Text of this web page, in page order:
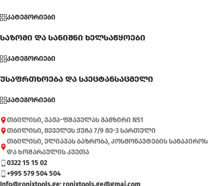
კატეგორიები
საზომი და სანიშნი ხელსაწყოები
კატეგორიები
უსაფრთხოება და სპეცტანსაცმელი
კატეგორიები
თბილისი, ვაჟა-ფშაველას გამზირი N51
თბილისი, მეველეს ქუჩა 7/9 მე-3 სართული
თბილისი, ელიავას ბაზრობა, კოსმონავტების სანაპიროს
და ხოშარაულის კვეთა
0322 15 15 02
+995 579 504 504